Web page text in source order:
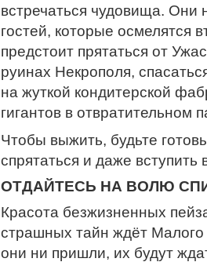
встречаться чудовища. Они
гостей, которые осмелятся
предстоит прятаться от
руинах Некрополя,
на жуткой кондитерской
гигантов в отвратительном
Чтобы выжить, будьте
спрятаться и даже вступить
ОТДАЙТЕСЬ НА ВОЛЮ
Красота безжизненных
страшных тайн ждёт
они ни пришли, их будут